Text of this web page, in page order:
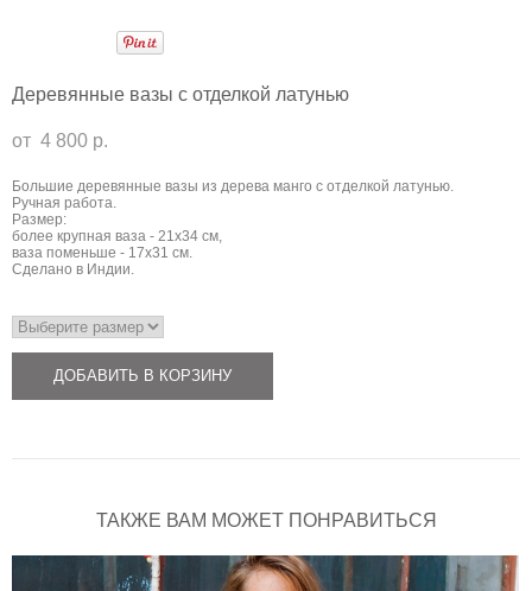
Деревянные вазы с отделкой латунью
от 4 800 p.
Большие деревянные вазы из дерева манго с отделкой латунью.
Ручная работа.
Размер:
более крупная ваза - 21х34 см,
ваза поменьше - 17х31 см.
Сделано в Индии.
ДОБАВИТЬ В КОРЗИНУ
ТАКЖЕ ВАМ МОЖЕТ ПОНРАВИТЬСЯ